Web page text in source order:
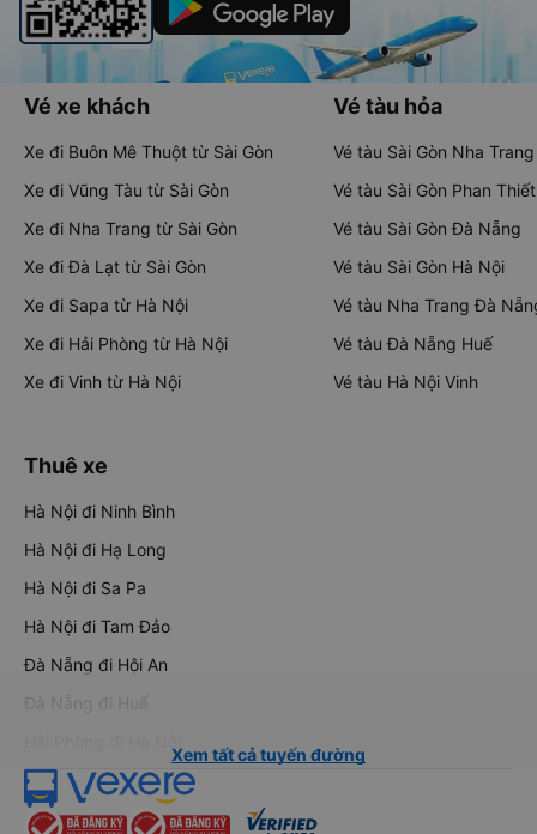
Vé xe khách
Xe đi Buôn Mê Thuột từ Sài Gòn
Xe đi Vũng Tàu từ Sài Gòn
Xe đi Nha Trang từ Sài Gòn
Xe đi Đà Lạt từ Sài Gòn
Xe đi Sapa từ Hà Nội
Xe đi Hải Phòng từ Hà Nội
Xe đi Vinh từ Hà Nội
Vé tàu hỏa
Vé tàu Sài Gòn Nha Trang
Vé tàu Sài Gòn Phan Thiết
Vé tàu Sài Gòn Đà Nẵng
Vé tàu Sài Gòn Hà Nội
Vé tàu Nha Trang Đà
Vé tàu Đà Nẵng Huế
Vé tàu Hà Nội Vinh
Thuê xe
Hà Nội đi Ninh Bình
Hà Nội đi Hạ Long
Hà Nội đi Sa Pa
Hà Nội đi Tam Đảo
Đà Nẵng đi Hội An
Đà Nẵng đi Huế
Xem tất cả tuyến đường